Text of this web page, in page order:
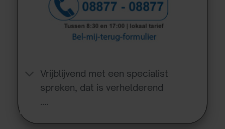
Vrijblijvend met een specialist
spreken, dat is verhelderend
….